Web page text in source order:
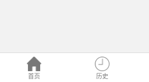
首页 历史